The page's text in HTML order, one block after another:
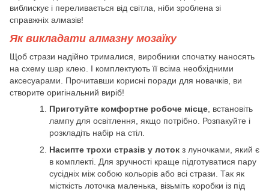
виблискує і переливається від світла, ніби зроблена зі
справжніх алмазів!
Як викладати алмазну мозаїку
Щоб стрази надійно трималися, виробники спочатку наносять
на схему шар клею. І комплектують її всіма необхідними
аксесуарами. Прочитавши корисні поради для новачків, ви
створите оригінальний виріб!
Приготуйте комфортне робоче місце , встановіть
лампу для освітлення, якщо потрібно. Розпакуйте і
розкладіть набір на стіл.
Насипте трохи стразів у лоток з луночками, який є
в комплекті. Для зручності краще підготуватися пару
сусідніх між собою кольорів або всі стрази. Так як
місткість лоточка маленька, візьміть коробки із під